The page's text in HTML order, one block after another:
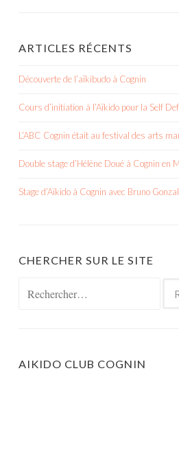
ARTICLES RÉCENTS
Découverte de l’aïkibudo à Cognin
Cours d’initiation à l’Aïkido pour la Self
L’ABC Cognin était au festival des arts
Double stage d’Hélène Doué à Cognin en
Stage d’Aïkido à Cognin avec Bruno
CHERCHER SUR LE SITE
AIKIDO CLUB COGNIN